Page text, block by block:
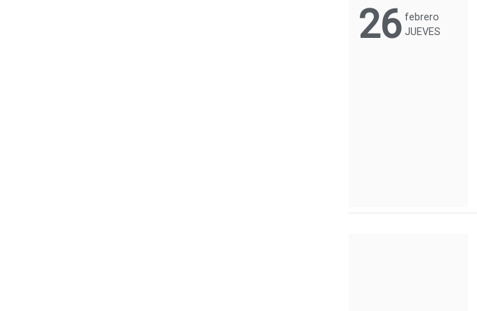
26 febrero
JUEVES